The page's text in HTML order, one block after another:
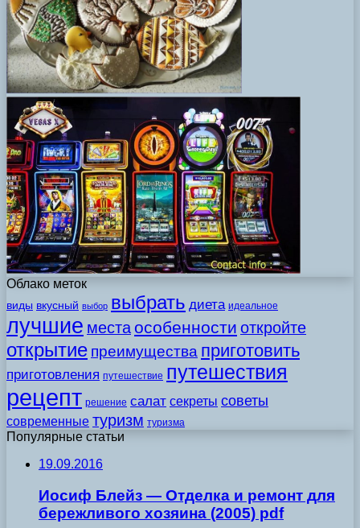
Облако меток
виды вкусный выбор выбрать диета идеальное
лучшие места особенности откройте
открытие преимущества приготовить
приготовления путешествие путешествия
рецепт решение салат секреты советы
современные туризм туризма
Популярные статьи
19.09.2016
Иосиф Блейз — Отделка и ремонт для
бережливого хозяина (2005) pdf